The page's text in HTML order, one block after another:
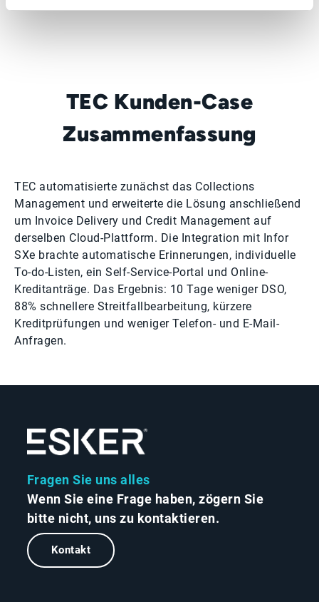
TEC Kunden-Case
Zusammenfassung
TEC automatisierte zunächst das Collections
Management und erweiterte die Lösung anschließend
um Invoice Delivery und Credit Management auf
derselben Cloud-Plattform. Die Integration mit Infor
SXe brachte automatische Erinnerungen, individuelle
To-do-Listen, ein Self-Service-Portal und Online-
Kreditanträge. Das Ergebnis: 10 Tage weniger DSO,
88% schnellere Streitfallbearbeitung, kürzere
Kreditprüfungen und weniger Telefon- und E-Mail-
Anfragen.
Fragen Sie uns alles
Wenn Sie eine Frage haben, zögern Sie
bitte nicht, uns zu kontaktieren.
Kontakt